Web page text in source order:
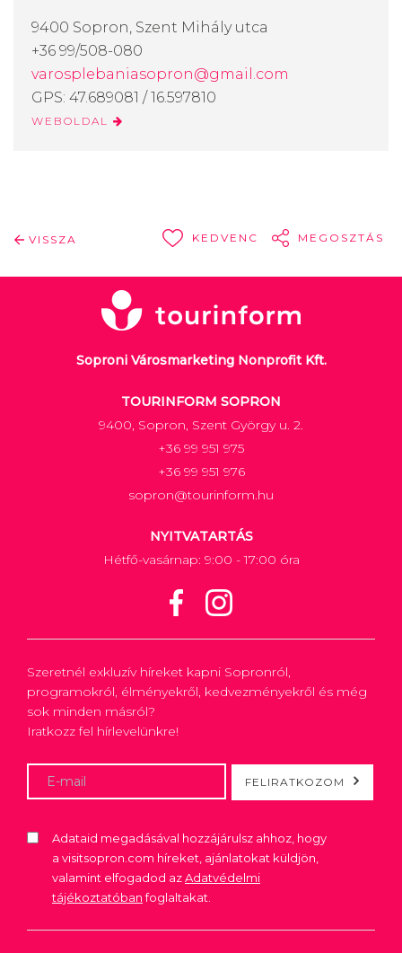
9400 Sopron, Szent Mihály utca
+36 99/508-080
varosplebaniasopron@gmail.com
GPS: 47.689081 / 16.597810
WEBOLDAL
VISSZA KEDVENC MEGOSZTÁS
Soproni Városmarketing Nonprofit Kft.
TOURINFORM SOPRON
9400, Sopron, Szent György u. 2.
+36 99 951 975
+36 99 951 976
sopron@tourinform.hu
NYITVATARTÁS
Hétfő-vasárnap: 9:00 - 17:00 óra
Szeretnél exkluzív híreket kapni Sopronról,
programokról, élményekről, kedvezményekről és még
sok minden másról?
Iratkozz fel hírlevelünkre!
FELIRATKOZOM
Adataid megadásával hozzájárulsz ahhoz, hogy
a visitsopron.com híreket, ajánlatokat küldjön,
valamint elfogadod azAdatvédelmi
tájékoztatóbanfoglaltakat.